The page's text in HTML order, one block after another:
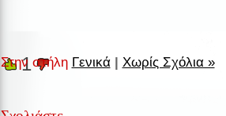
Στην στήλη Γενικά | Χωρίς Σχόλια »
1